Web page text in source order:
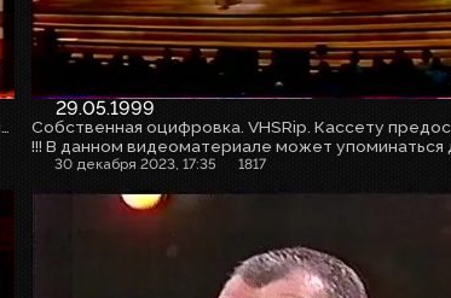
Собственная оцифровка. VHSRip. Кассету предоставил Максим Любушкин (mchk11)
29.05.1999
30 декабря 2023, 17:35 1817